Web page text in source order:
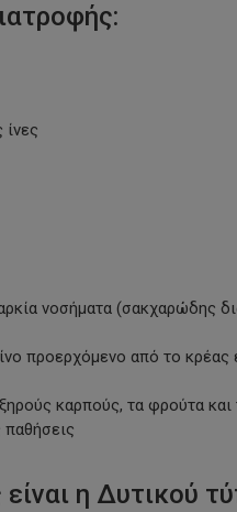
νοσήματα (σακχαρώδης
προερχόμενο από το κρέας
καρπούς, τα φρούτα
η Δυτικού